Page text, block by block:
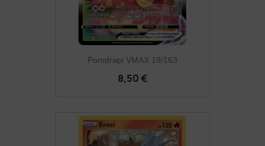
Pomdrapi VMAX 19/163
8,50 €